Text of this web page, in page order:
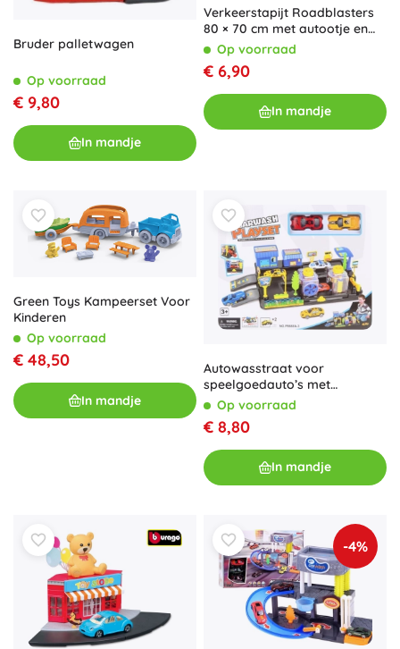
Bruder palletwagen
Op voorraad
€ 9,80
In mandje
Verkeerstapijt Roadblasters
80 × 70 cm met autootje en
verkeersborden
Op voorraad
€ 6,90
In mandje
Green Toys Kampeerset Voor
Kinderen
Op voorraad
€ 48,50
In mandje
Autowasstraat voor
speelgoedauto’s met
tankstation en 2 sportwagens
Op voorraad
€ 8,80
In mandje
-4%